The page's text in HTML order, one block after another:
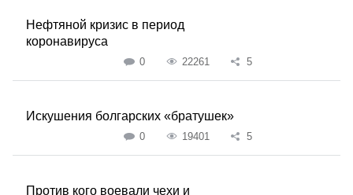
Нефтяной кризис в период
коронавируса
0 22261 5
Искушения болгарских «братушек»
0 19401 5
Против кого воевали чехи и